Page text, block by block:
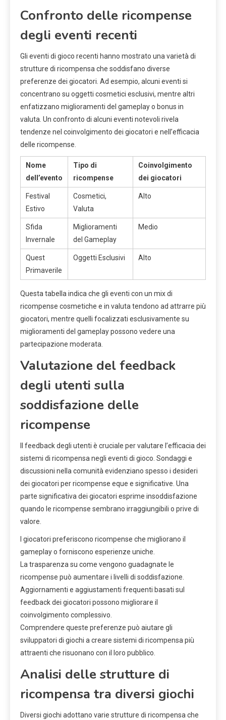
Confronto delle ricompense
degli eventi recenti
Gli eventi di gioco recenti hanno mostrato una varietà di
strutture di ricompensa che soddisfano diverse
preferenze dei giocatori. Ad esempio, alcuni eventi si
concentrano su oggetti cosmetici esclusivi, mentre altri
enfatizzano miglioramenti del gameplay o bonus in
valuta. Un confronto di alcuni eventi notevoli rivela
tendenze nel coinvolgimento dei giocatori e nell’efficacia
delle ricompense.
Nome
dell’evento
Tipo di
ricompense
Coinvolgimento
dei giocatori
Festival
Estivo
Cosmetici,
Valuta
Alto
Sfida
Invernale
Miglioramenti
del Gameplay
Medio
Quest
Primaverile
Oggetti Esclusivi Alto
Questa tabella indica che gli eventi con un mix di
ricompense cosmetiche e in valuta tendono ad attrarre più
giocatori, mentre quelli focalizzati esclusivamente su
miglioramenti del gameplay possono vedere una
partecipazione moderata.
Valutazione del feedback
degli utenti sulla
soddisfazione delle
ricompense
Il feedback degli utenti è cruciale per valutare l’efficacia dei
sistemi di ricompensa negli eventi di gioco. Sondaggi e
discussioni nella comunità evidenziano spesso i desideri
dei giocatori per ricompense eque e significative. Una
parte significativa dei giocatori esprime insoddisfazione
quando le ricompense sembrano irraggiungibili o prive di
valore.
I giocatori preferiscono ricompense che migliorano il
gameplay o forniscono esperienze uniche.
La trasparenza su come vengono guadagnate le
ricompense può aumentare i livelli di soddisfazione.
Aggiornamenti e aggiustamenti frequenti basati sul
feedback dei giocatori possono migliorare il
coinvolgimento complessivo.
Comprendere queste preferenze può aiutare gli
sviluppatori di giochi a creare sistemi di ricompensa più
attraenti che risuonano con il loro pubblico.
Analisi delle strutture di
ricompensa tra diversi giochi
Diversi giochi adottano varie strutture di ricompensa che